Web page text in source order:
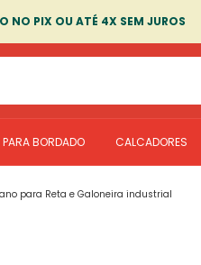
NO PIX OU ATÉ 4X SEM JUROS
BORDADO CALCADORES
para Reta e Galoneira industrial